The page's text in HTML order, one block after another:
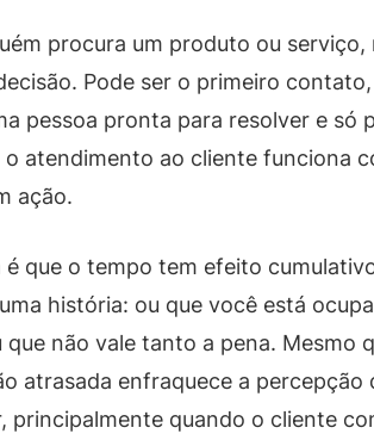
procura um produto ou
Pode ser o primeiro
pessoa pronta para resolver e só
o atendimento ao cliente funciona
ação.
é que o tempo tem efeito
história: ou que você está
que não vale tanto a pena. Mesmo
atrasada enfraquece a
principalmente quando o cliente